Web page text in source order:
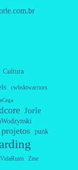
Cultura
cwbsktwarriors
Jorle
projetos punk
VidaRuim Zine